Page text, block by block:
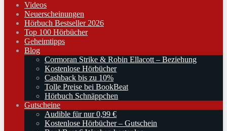
Videos
Neuerscheinungen
Hörbuch Bestseller 2026
Top 100 Hörbücher
Geheimtipps
Blog
Cormoran Strike & Robin Ellacott – Beziehung
Kostenlose Hörbücher
Cashback bis zu 10%
Tolle Preise bei BookBeat
Hörbuch Schnäppchen
Gutscheine
Audible für nur 0,99 €
Kostenlose Hörbücher – Gutschein